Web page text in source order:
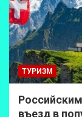
ТУРИЗМ
въезд в